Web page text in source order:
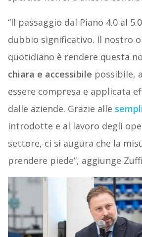
“Il passaggio dal Piano 4.0 al
dubbio significativo. Il nostro
quotidiano è rendere questa
chiara e accessibile possibile,
essere compresa e applicata
dalle aziende. Grazie alle
introdotte e al lavoro degli
settore, ci si augura che la
prendere piede”, aggiunge